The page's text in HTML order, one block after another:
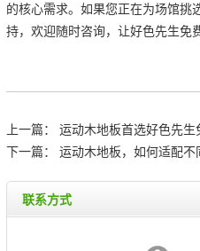
的核心需求。如果您正在为场馆挑
持，欢迎随时咨询，让好色先生免
上一篇：
运动木地板首选好色先
下一篇：
运动木地板，如何适配不
联系方式